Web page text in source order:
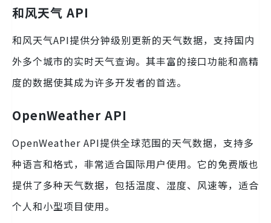
和风天气 API
和风天气API提供分钟级别更新的天气数据，支持国内
外多个城市的实时天气查询。其丰富的接口功能和高精
度的数据使其成为许多开发者的首选。
OpenWeather API
OpenWeather API提供全球范围的天气数据，支持多
种语言和格式，非常适合国际用户使用。它的免费版也
提供了多种天气数据，包括温度、湿度、风速等，适合
个人和小型项目使用。